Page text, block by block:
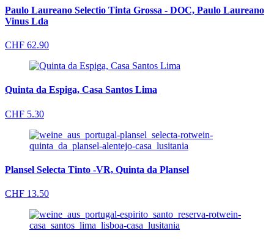
Paulo Laureano Selectio Tinta Grossa - DOC, Paulo Laureano
Vinus Lda
CHF 62.90
Quinta da Espiga, Casa Santos Lima
CHF 5.30
Plansel Selecta Tinto -VR, Quinta da Plansel
CHF 13.50